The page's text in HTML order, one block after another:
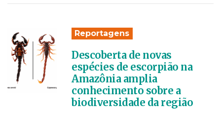
Reportagens
Descoberta de novas
espécies de escorpião na
Amazônia amplia
conhecimento sobre a
biodiversidade da região